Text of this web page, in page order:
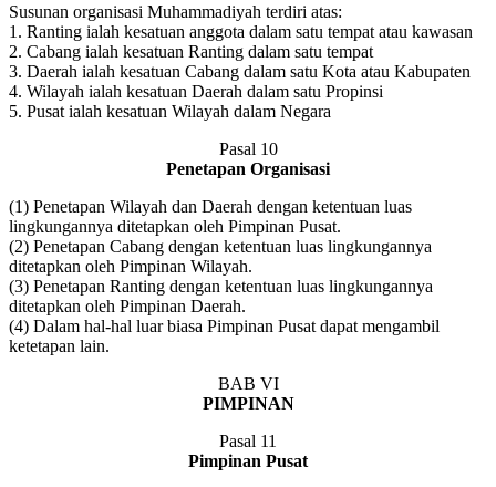
Susunan organisasi Muhammadiyah terdiri atas:
1. Ranting ialah kesatuan anggota dalam satu tempat atau kawasan
2. Cabang ialah kesatuan Ranting dalam satu tempat
3. Daerah ialah kesatuan Cabang dalam satu Kota atau Kabupaten
4. Wilayah ialah kesatuan Daerah dalam satu Propinsi
5. Pusat ialah kesatuan Wilayah dalam Negara
Pasal 10
Penetapan Organisasi
(1) Penetapan Wilayah dan Daerah dengan ketentuan luas
lingkungannya ditetapkan oleh Pimpinan Pusat.
(2) Penetapan Cabang dengan ketentuan luas lingkungannya
ditetapkan oleh Pimpinan Wilayah.
(3) Penetapan Ranting dengan ketentuan luas lingkungannya
ditetapkan oleh Pimpinan Daerah.
(4) Dalam hal-hal luar biasa Pimpinan Pusat dapat mengambil
ketetapan lain.
BAB VI
PIMPINAN
Pasal 11
Pimpinan Pusat